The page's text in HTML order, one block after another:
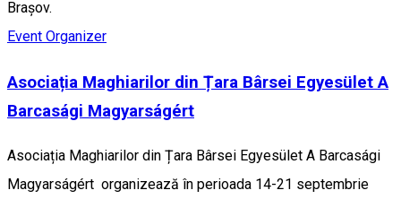
Brașov.
Event Organizer
Asociația Maghiarilor din Țara Bârsei Egyesület A
Barcasági Magyarságért
Asociația Maghiarilor din Țara Bârsei Egyesület A Barcasági
Magyarságért organizează în perioada 14-21 septembrie